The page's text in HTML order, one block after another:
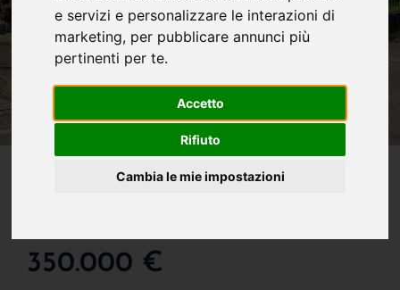
e servizi e personalizzare le interazioni di
marketing, per pubblicare annunci più
pertinenti per te.
Accetto
Rifiuto
Cambia le mie impostazioni
IN VENDITA
Porzione Di Casa In
350.000 €